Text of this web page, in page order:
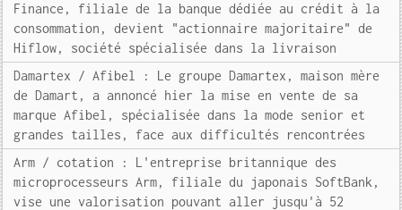
Finance, filiale de la banque dédiée au crédit à la
consommation, devient "actionnaire majoritaire" de
Hiflow, société spécialisée dans la livraison
Damartex / Afibel : Le groupe Damartex, maison mère
de Damart, a annoncé hier la mise en vente de sa
marque Afibel, spécialisée dans la mode senior et
grandes tailles, face aux difficultés rencontrées
Arm / cotation : L'entreprise britannique des
microprocesseurs Arm, filiale du japonais SoftBank,
vise une valorisation pouvant aller jusqu'à 52